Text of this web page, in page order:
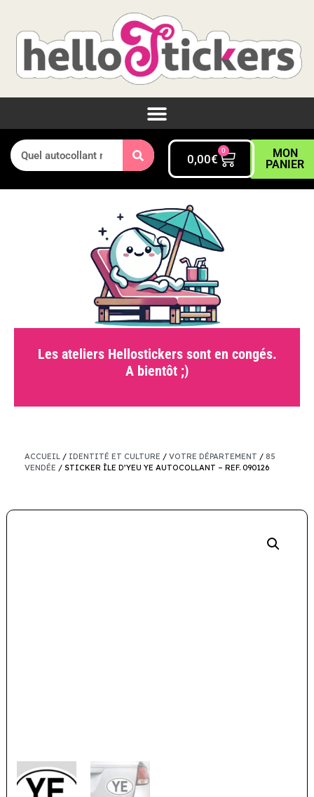
0,00€
0
MON
PANIER
Les ateliers Hellostickers sont en congés.
A bientôt ;)
ACCUEIL/ IDENTITÉ ET CULTURE / VOTRE DÉPARTEMENT / 85
VENDÉE / STICKER ÎLE D’YEU YE AUTOCOLLANT – REF. 090126